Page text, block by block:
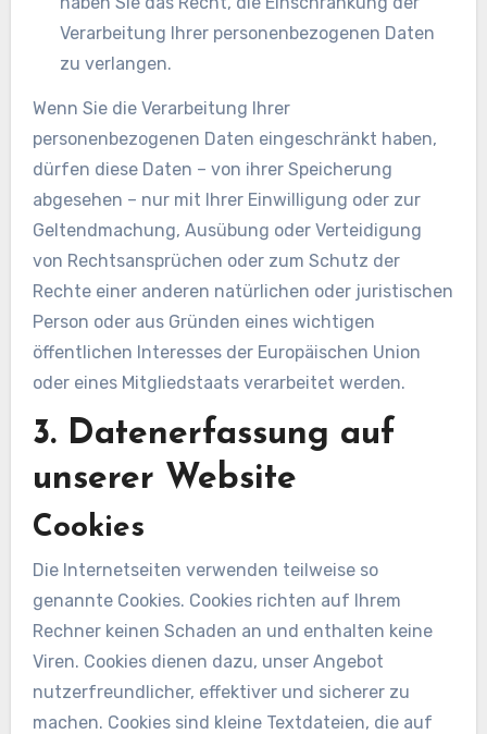
Verarbeitung Ihrer personenbezogenen Daten
zu verlangen.
Wenn Sie die Verarbeitung Ihrer
personenbezogenen Daten eingeschränkt haben,
dürfen diese Daten – von ihrer Speicherung
abgesehen – nur mit Ihrer Einwilligung oder zur
Geltendmachung, Ausübung oder Verteidigung
von Rechtsansprüchen oder zum Schutz der
Rechte einer anderen natürlichen oder juristischen
Person oder aus Gründen eines wichtigen
öffentlichen Interesses der Europäischen Union
oder eines Mitgliedstaats verarbeitet werden.
3. Datenerfassung auf
unserer Website
Cookies
Die Internetseiten verwenden teilweise so
genannte Cookies. Cookies richten auf Ihrem
Rechner keinen Schaden an und enthalten keine
Viren. Cookies dienen dazu, unser Angebot
nutzerfreundlicher, effektiver und sicherer zu
machen. Cookies sind kleine Textdateien, die auf